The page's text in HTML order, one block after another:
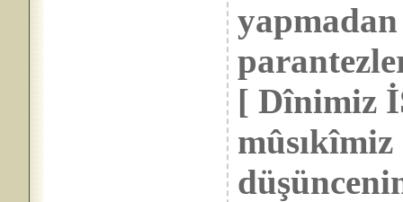
[ Dînimiz